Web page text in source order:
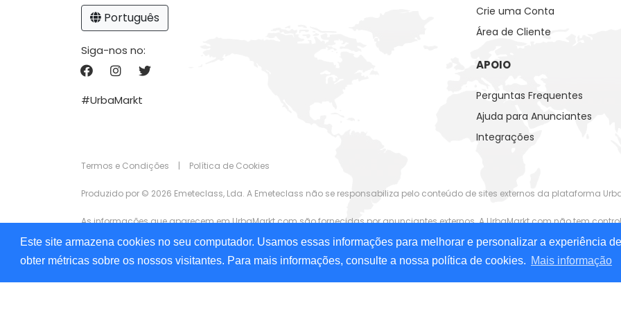
Este site armazena cookies no seu computador. Usamos essas informações para melhorar e personalizar a experiência
obter métricas sobre os nossos visitantes. Para mais informações, consulte a nossa política de cookies. Mais informação
Português
Siga-nos no:
#UrbaMarkt
Crie uma Conta
Área de Cliente
APOIO
Perguntas Frequentes
Ajuda para Anunciantes
Integrações
Termos e Condições | Política de Cookies
Produzido por © 2026 Emeteclass, Lda. A Emeteclass não se responsabiliza pelo conteúdo de sites externos da plataforma
As informações que aparecem em UrbaMarkt.com são fornecidas por anunciantes externos. A UrbaMarkt.com não tem
precisão das informações apresentadas, em nenhum dos formatos (texto, imágens, vídeos), nem do conteúdo relacionado
anunciantes para fins de publicidade.
Estamos comprometidos em garantir a acessibilidade digital para pessoas com deficiência. Trabalhamos continuamente